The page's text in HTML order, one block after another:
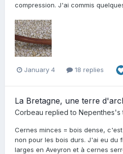
compression. J'ai commis
January 4 18 replies
La Bretagne, une terre
Corbeau replied to Nepenthes's
Cernes minces = bois dense,
non pour les bois durs. J'ai eu du
larges en Aveyron et à cernes